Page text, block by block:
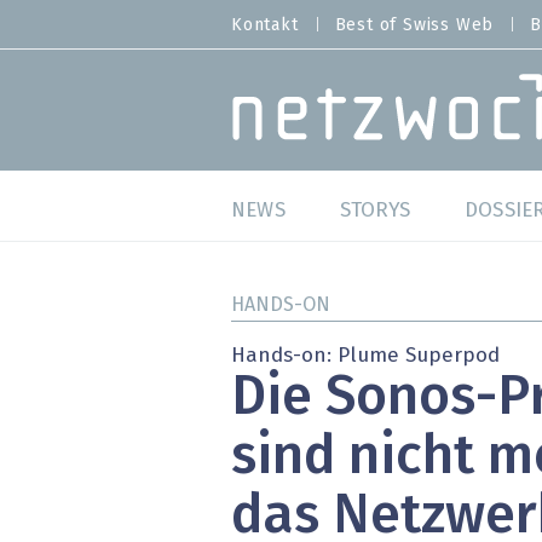
zum
MENU
Kontakt Best of Swiss Web
MAIN NAVIGATION
NEWS
Studien
Meinungen
Hands-on
STORYS
Best
SAP
HANDS-ON
Hands-on: Plume Superpod
Die Sonos-
sind nicht
das